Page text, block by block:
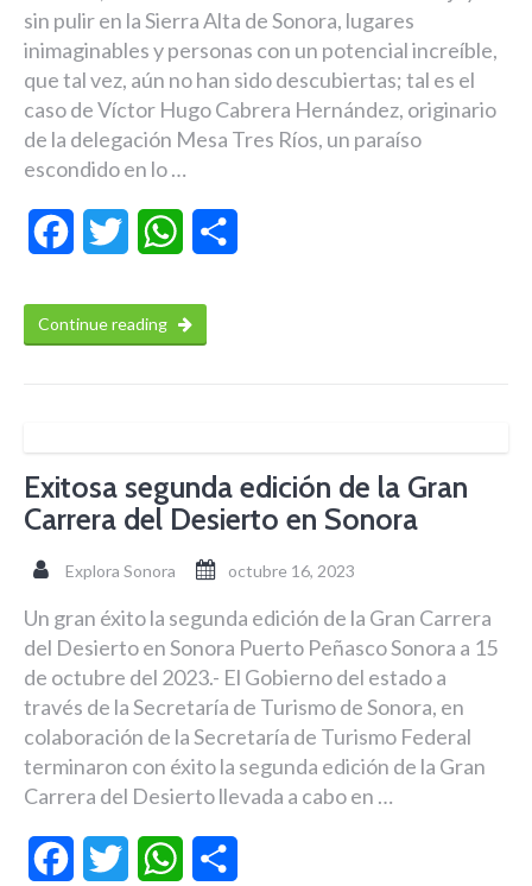
sin pulir en la Sierra Alta de Sonora, lugares
inimaginables y personas con un potencial increíble,
que tal vez, aún no han sido descubiertas; tal es el
caso de Víctor Hugo Cabrera Hernández, originario
de la delegación Mesa Tres Ríos, un paraíso
escondido en lo …
FacebookTwitter WhatsApp
Continue reading
Exitosa segunda edición de la Gran
Carrera del Desierto en Sonora
Explora Sonora octubre 16, 2023
Un gran éxito la segunda edición de la Gran Carrera
del Desierto en Sonora Puerto Peñasco Sonora a 15
de octubre del 2023.- El Gobierno del estado a
través de la Secretaría de Turismo de Sonora, en
colaboración de la Secretaría de Turismo Federal
terminaron con éxito la segunda edición de la Gran
Carrera del Desierto llevada a cabo en …
FacebookTwitter WhatsApp